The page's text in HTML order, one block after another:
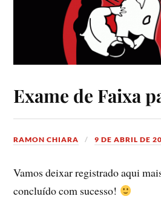
Exame de Faixa
RAMON CHIARA 9 DE ABRIL DE
Vamos deixar registrado aqui
concluído com sucesso!